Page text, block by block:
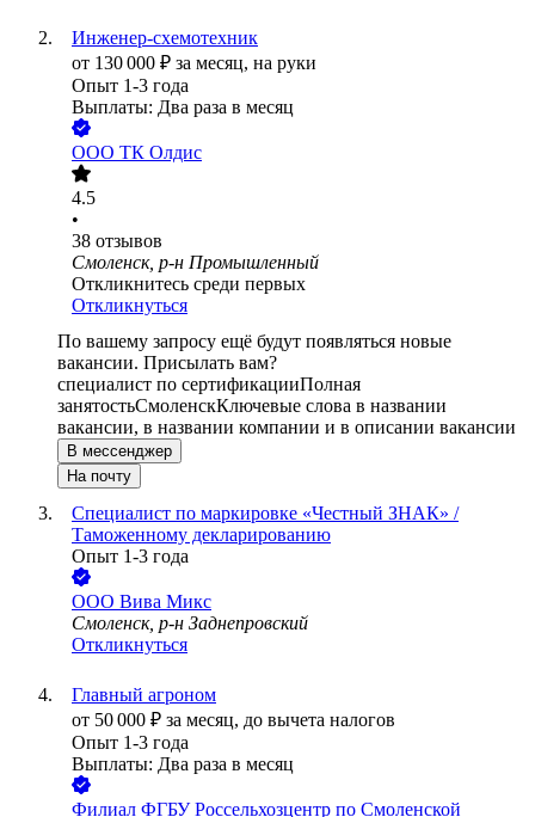
Инженер-схемотехник
от 130 000 ₽ за месяц, на руки
Опыт 1-3 года
Выплаты: Два раза в месяц
ООО ТК Олдис
4.5
•
38 отзывов
Смоленск, р-н Промышленный
Откликнитесь среди первых
Откликнуться
По вашему запросу ещё будут появляться новые
вакансии. Присылать вам?
специалист по сертификацииПолная
занятостьСмоленскКлючевые слова в названии
вакансии, в названии компании и в описании вакансии
В мессенджер
На почту
Специалист по маркировке «Честный ЗНАК» /
Таможенному декларированию
Опыт 1-3 года
ООО Вива Микс
Смоленск, р-н Заднепровский
Откликнуться
Главный агроном
от 50 000 ₽ за месяц, до вычета налогов
Опыт 1-3 года
Выплаты: Два раза в месяц
Филиал ФГБУ Россельхозцентр по Смоленской